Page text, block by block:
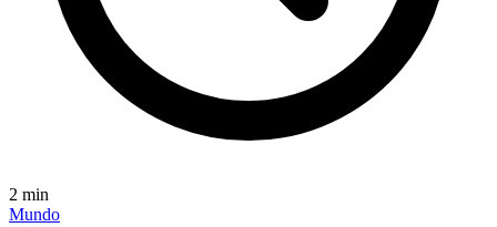
2 min
Mundo